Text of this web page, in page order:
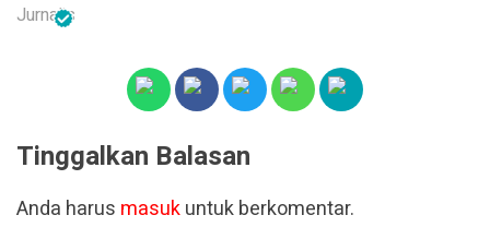
Jurnalis
Tinggalkan Balasan
Anda harus masukuntuk berkomentar.